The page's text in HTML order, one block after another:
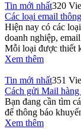
Tin mới nhất320
Các loại email
Hiện nay có các
doanh nghiệp,
Mỗi loại được thiết
Xem thêm
Tin mới nhất351
Cách gửi Mail
Bạn đang cần tìm
để thông báo
Xem thêm